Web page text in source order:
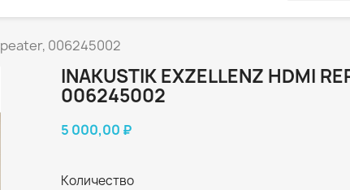
006245002
INAKUSTIK EXZELLENZ HDMI
006245002
5 000,00 ₽
Количество